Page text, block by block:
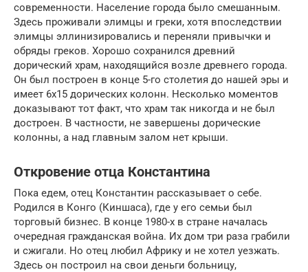
современности. Население города было смешанным.
Здесь проживали элимцы и греки, хотя впоследствии
элимцы эллинизировались и переняли привычки и
обряды греков. Хорошо сохранился древний
дорический храм, находящийся возле древнего города.
Он был построен в конце 5-го столетия до нашей эры и
имеет 6х15 дорических колонн. Несколько моментов
доказывают тот факт, что храм так никогда и не был
достроен. В частности, не завершены дорические
колонны, а над главным залом нет крыши.
Откровение отца Константина
Пока едем, отец Константин рассказывает о себе.
Родился в Конго (Киншаса), где у его семьи был
торговый бизнес. В конце 1980-х в стране началась
очередная гражданская война. Их дом три раза грабили
и сжигали. Но отец любил Африку и не хотел уезжать.
Здесь он построил на свои деньги больницу,